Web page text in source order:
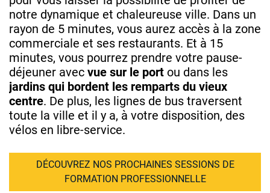
notre dynamique et chaleureuse ville. Dans un
rayon de 5 minutes, vous aurez accès à la zone
commerciale et ses restaurants. Et à 15
minutes, vous pourrez prendre votre pause-
déjeuner avec vue sur le port ou dans les
jardins qui bordent les remparts du vieux
centre. De plus, les lignes de bus traversent
toute la ville et il y a, à votre disposition, des
vélos en libre-service.
DÉCOUVREZ NOS PROCHAINES SESSIONS DE
FORMATION PROFESSIONNELLE